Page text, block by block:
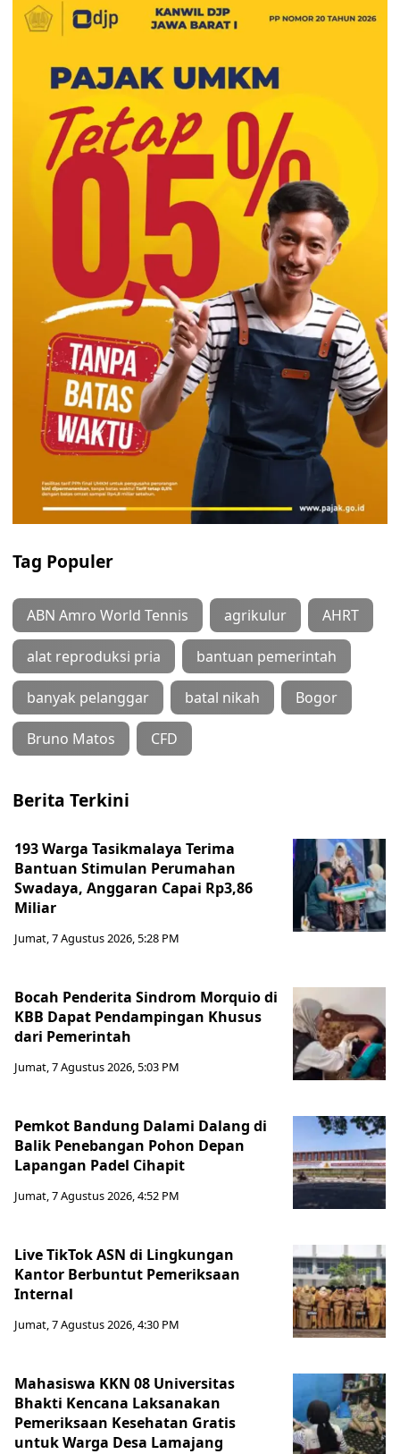
Tag Populer
ABN Amro World Tennis agrikulur AHRT
alat reproduksi pria bantuan pemerintah
banyak pelanggar batal nikah Bogor
Bruno Matos CFD
Berita Terkini
193 Warga Tasikmalaya Terima
Bantuan Stimulan Perumahan
Swadaya, Anggaran Capai Rp3,86
Miliar
Jumat, 7 Agustus 2026, 5:28 PM
Bocah Penderita Sindrom Morquio di
KBB Dapat Pendampingan Khusus
dari Pemerintah
Jumat, 7 Agustus 2026, 5:03 PM
Pemkot Bandung Dalami Dalang di
Balik Penebangan Pohon Depan
Lapangan Padel Cihapit
Jumat, 7 Agustus 2026, 4:52 PM
Live TikTok ASN di Lingkungan
Kantor Berbuntut Pemeriksaan
Internal
Jumat, 7 Agustus 2026, 4:30 PM
Mahasiswa KKN 08 Universitas
Bhakti Kencana Laksanakan
Pemeriksaan Kesehatan Gratis
untuk Warga Desa Lamajang